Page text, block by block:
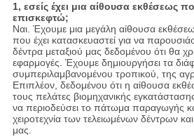
1, εσείς έχει μια αίθουσα εκθέσεως
επισκεφτώ;
Ναι. Έχουμε μια μεγάλη αίθουσα
που έχει κατασκευαστεί για να
δέντρα μεταξιού μας δεδομένου ότι θα
εφαρμογές. Έχουμε δημιουργήσει τα
συμπεριλαμβανομένου τροπικού, της
Επιπλέον, δεδομένου ότι η αίθουσα
τους πελάτες βιομηχανικής
να περιοδεύσει το πάτωμα παραγωγής
χειροτεχνία των τελειωμένων δέντρων
μας.